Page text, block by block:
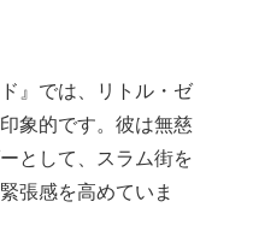
』では、リトル・ゼ
象的です。彼は無慈
として、スラム街を
張感を高めていま